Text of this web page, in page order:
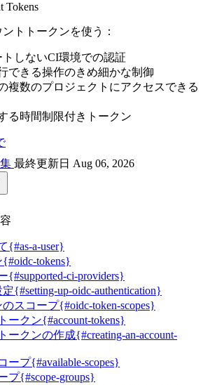
Tokens
トトークンを使う：
しないCI環境での認証
できる操作のきめ細かな制御
複数のプロジェクトにアクセスできる
る時間制限付きトークン
最終更新日 Aug 06, 2026
{#as-a-user}
tokens}
{#supported-ci-providers}
{#setting-up-oidc-authentication}
スコープ{#oidc-token-scopes}
ークン{#account-tokens}
ークンの作成{#creating-an-account-
ープ{#available-scopes}
プ{#scope-groups}